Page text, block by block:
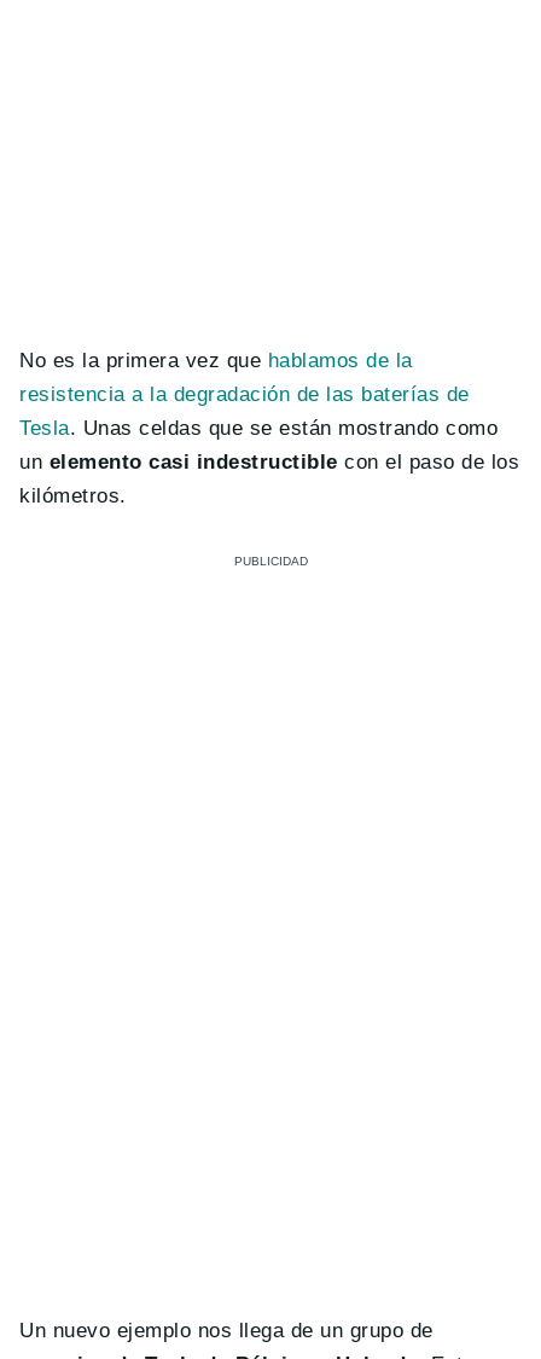
No es la primera vez que hablamos de la
resistencia a la degradación de las baterías de
Tesla. Unas celdas que se están mostrando como
un elemento casi indestructible con el paso de los
kilómetros.
Un nuevo ejemplo nos llega de un grupo de